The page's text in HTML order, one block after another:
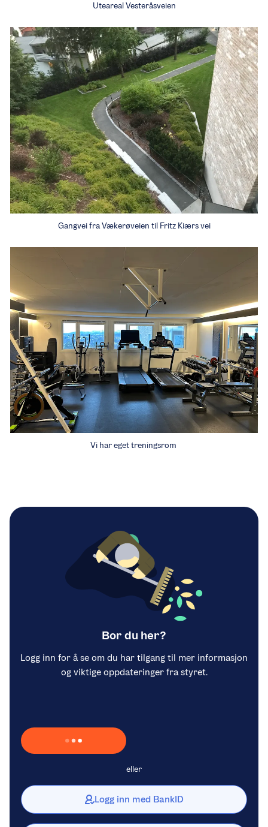
Uteareal Vesteråsveien
Gangvei fra Vækerøveien til Fritz Kiærs vei
Vi har eget treningsrom
Bor du her?
Logg inn for å se om du har tilgang til mer informasjon
og viktige oppdateringer fra styret.
Laster inn Vipps …
eller
Logg inn med BankID